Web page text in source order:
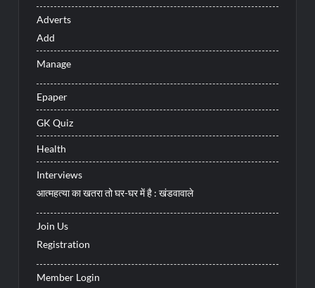
Adverts
Add
Manage
Epaper
GK Quiz
Health
Interviews
आत्महत्या का खतरा तो घर-घर में है : खंडवावाले
Join Us
Registration
Member Login